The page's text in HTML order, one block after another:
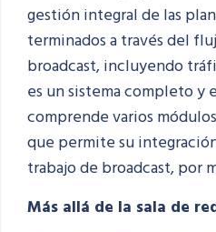
gestión integral de las
terminados a través del
broadcast, incluyendo
es un sistema completo y
comprende varios
que permite su
trabajo de broadcast, por
Más allá de la sala de